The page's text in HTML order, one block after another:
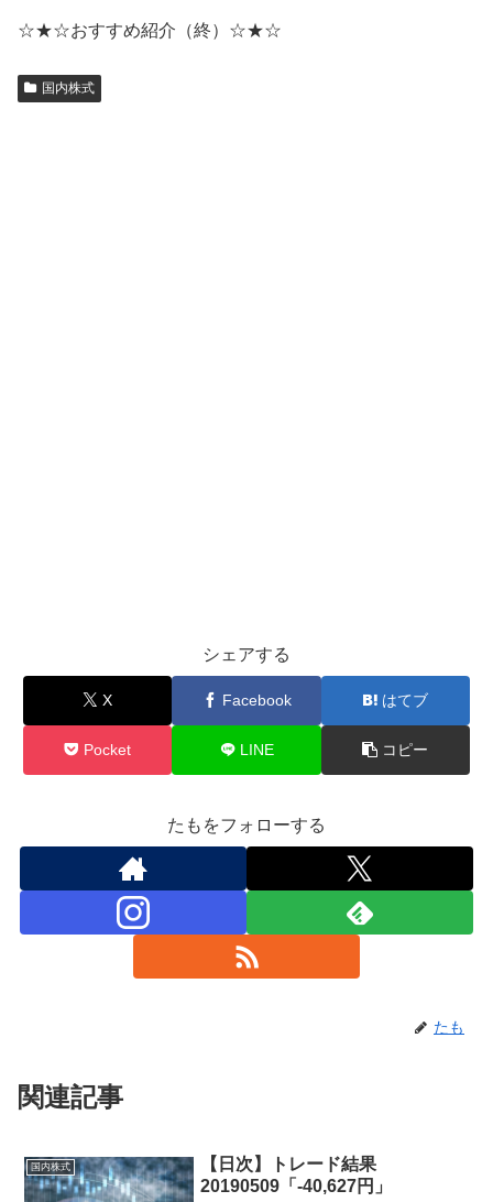
☆★☆おすすめ紹介（終）☆★☆
国内株式
シェアする
X Facebook はてブ
Pocket LINE コピー
たもをフォローする
たも
関連記事
国内株式
【日次】トレード結果
20190509「-40,627円」